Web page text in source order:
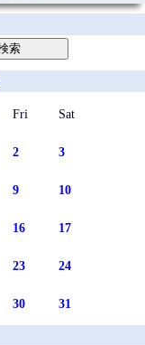
Fri Sat
2 3
9 10
16 17
23 24
30 31